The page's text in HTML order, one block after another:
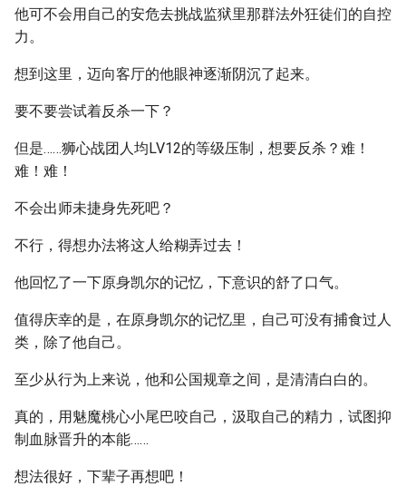
他可不会用自己的安危去挑战监狱里那群法外狂徒们的自控
力。
想到这里，迈向客厅的他眼神逐渐阴沉了起来。
要不要尝试着反杀一下？
但是……狮心战团人均LV12的等级压制，想要反杀？难！
难！难！
不会出师未捷身先死吧？
不行，得想办法将这人给糊弄过去！
他回忆了一下原身凯尔的记忆，下意识的舒了口气。
值得庆幸的是，在原身凯尔的记忆里，自己可没有捕食过人
类，除了他自己。
至少从行为上来说，他和公国规章之间，是清清白白的。
真的，用魅魔桃心小尾巴咬自己，汲取自己的精力，试图抑
制血脉晋升的本能……
想法很好，下辈子再想吧！